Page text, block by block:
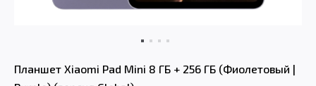
Планшет Xiaomi Pad Mini 8 ГБ + 256 ГБ (Фиолетовый |